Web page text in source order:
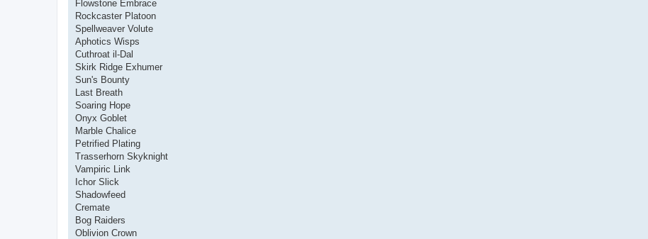
Flowstone Embrace
Rockcaster Platoon
Spellweaver Volute
Aphotics Wisps
Cuthroat il-Dal
Skirk Ridge Exhumer
Sun's Bounty
Last Breath
Soaring Hope
Onyx Goblet
Marble Chalice
Petrified Plating
Trasserhorn Skyknight
Vampiric Link
Ichor Slick
Shadowfeed
Cremate
Bog Raiders
Oblivion Crown